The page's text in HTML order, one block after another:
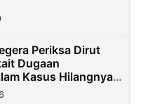
Periksa Dirut
Dugaan
Kasus Hilangnya
Miliar